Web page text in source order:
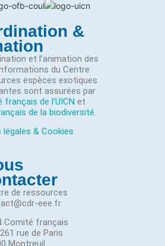
&
et l’animation des
du Centre
espèces exotiques
sont assurées par
français de l’UICN et
de la biodiversité.
légales & Cookies
de ressources
eee.fr
Comité français
rue de Paris
Montreuil